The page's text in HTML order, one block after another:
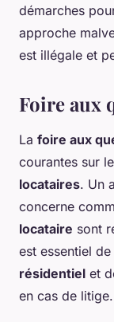
démarches
approche
est illégale et
Foire aux
La foire aux
courantes sur
locataires. Un
concerne
locataire sont
est essentiel
résidentiel et
en cas de litige.